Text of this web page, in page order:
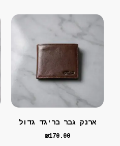
ארנק גבר בריגד גדול
₪